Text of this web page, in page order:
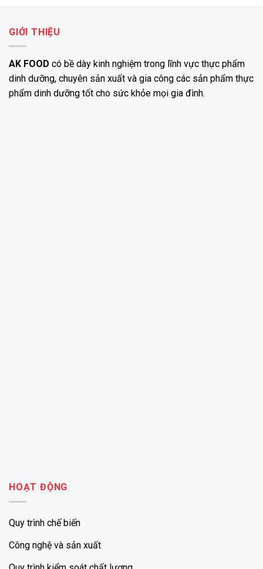
GIỚI THIỆU
AK FOOD có bề dày kinh nghiệm trong lĩnh vực thực phẩm
dinh dưỡng, chuyên sản xuất và gia công các sản phẩm thực
phẩm dinh dưỡng tốt cho sức khỏe mọi gia đình.
HOẠT ĐỘNG
Quy trình chế biến
Công nghệ và sản xuất